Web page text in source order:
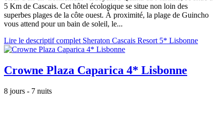
5 Km de Cascais. Cet hôtel écologique se situe non loin des
superbes plages de la côte ouest. À proximité, la plage de Guincho
vous attend pour un bain de soleil, le...
Lire le descriptif complet Sheraton Cascais Resort 5* Lisbonne
Crowne Plaza Caparica 4* Lisbonne
8 jours - 7 nuits